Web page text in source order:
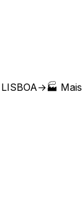
LISBOA→🏭 Mais